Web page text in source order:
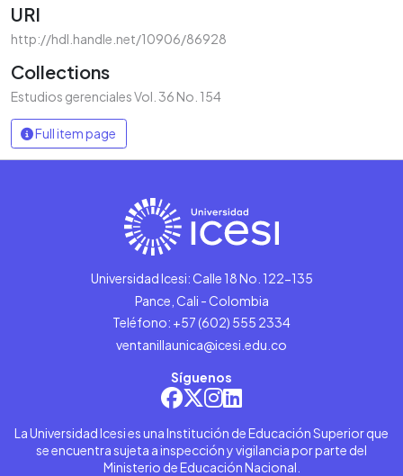
URI
http://hdl.handle.net/10906/86928
Collections
Estudios gerenciales Vol. 36 No. 154
Full item page
Universidad Icesi: Calle 18 No. 122-135
Pance, Cali - Colombia
Teléfono: +57 (602) 555 2334
ventanillaunica@icesi.edu.co
Síguenos
La Universidad Icesi es una Institución de Educación Superior que
se encuentra sujeta a inspección y vigilancia por parte del
Ministerio de Educación Nacional.